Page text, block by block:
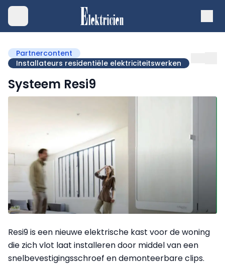
Partnercontent
Installateurs residentiële elektriciteitswerken
Systeem Resi9
Resi9 is een nieuwe elektrische kast voor de woning
die zich vlot laat installeren door middel van een
snelbevestigingsschroef en demonteerbare clips.